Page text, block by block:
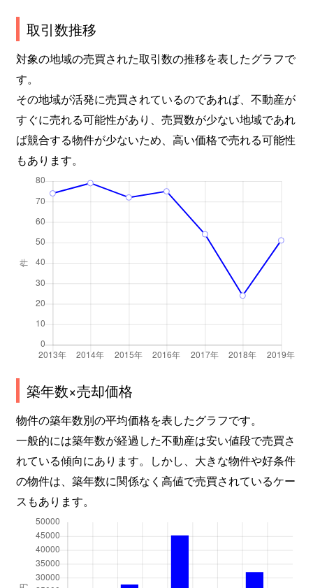
取引数推移
対象の地域の売買された取引数の推移を表したグラフで
す。
その地域が活発に売買されているのであれば、不動産が
すぐに売れる可能性があり、売買数が少ない地域であれ
ば競合する物件が少ないため、高い価格で売れる可能性
もあります。
築年数×売却価格
物件の築年数別の平均価格を表したグラフです。
一般的には築年数が経過した不動産は安い値段で売買さ
れている傾向にあります。しかし、大きな物件や好条件
の物件は、築年数に関係なく高値で売買されているケー
スもあります。